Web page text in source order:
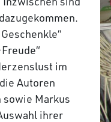
im
Autoren
sowie Markus
ihrer